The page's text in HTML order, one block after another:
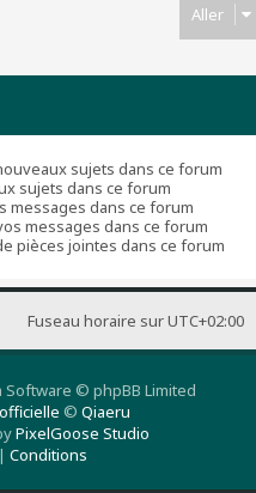
Aller
sujets dans ce forum
sujets dans ce forum
messages dans ce forum
messages dans ce forum
pièces jointes dans ce forum
Fuseau horaire surUTC+02:00
Software © phpBB Limited
© Qiaeru
PixelGoose Studio
| Conditions